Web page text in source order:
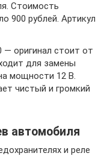
Стоимость
900 рублей. Артикул
— оригинал стоит от
для замены
мощности 12 В.
чистый и громкий
автомобиля
и реле